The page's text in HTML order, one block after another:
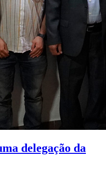
delegação da